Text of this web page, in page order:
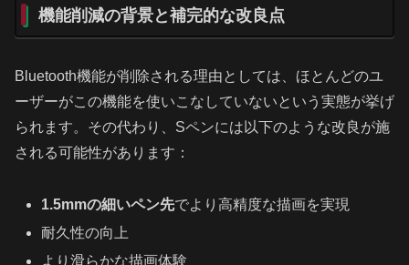
機能削減の背景と補完的な改良点
Bluetooth機能が削除される理由としては、ほとんどのユ
ーザーがこの機能を使いこなしていないという実態が挙げ
られます。その代わり、Sペンには以下のような改良が施
される可能性があります：
1.5mmの細いペン先でより高精度な描画を実現
耐久性の向上
より滑らかな描画体験